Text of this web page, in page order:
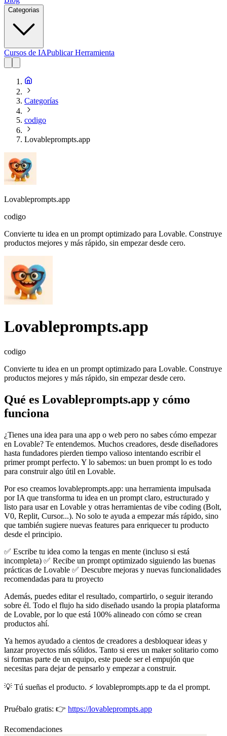
Categorias
Cursos de IAPublicar Herramienta
Categorías
codigo
Lovableprompts.app
Lovableprompts.app
codigo
Convierte tu idea en un prompt optimizado para Lovable. Construye
productos mejores y más rápido, sin empezar desde cero.
Lovableprompts.app
codigo
Convierte tu idea en un prompt optimizado para Lovable. Construye
productos mejores y más rápido, sin empezar desde cero.
Qué es Lovableprompts.app y cómo
funciona
¿Tienes una idea para una app o web pero no sabes cómo empezar
en Lovable? Te entendemos. Muchos creadores, desde diseñadores
hasta fundadores pierden tiempo valioso intentando escribir el
primer prompt perfecto. Y lo sabemos: un buen prompt lo es todo
para construir algo útil en Lovable.
Por eso creamos lovableprompts.app: una herramienta impulsada
por IA que transforma tu idea en un prompt claro, estructurado y
listo para usar en Lovable y otras herramientas de vibe coding (Bolt,
V0, Replit, Cursor...). No solo te ayuda a empezar más rápido, sino
que también sugiere nuevas features para enriquecer tu producto
desde el principio.
✅ Escribe tu idea como la tengas en mente (incluso si está
incompleta) ✅ Recibe un prompt optimizado siguiendo las buenas
prácticas de Lovable ✅ Descubre mejoras y nuevas funcionalidades
recomendadas para tu proyecto
Además, puedes editar el resultado, compartirlo, o seguir iterando
sobre él. Todo el flujo ha sido diseñado usando la propia plataforma
de Lovable, por lo que está 100% alineado con cómo se crean
productos ahí.
Ya hemos ayudado a cientos de creadores a desbloquear ideas y
lanzar proyectos más sólidos. Tanto si eres un maker solitario como
si formas parte de un equipo, este puede ser el empujón que
necesitas para dejar de pensarlo y empezar a construir.
💡 Tú sueñas el producto. ⚡ lovableprompts.app te da el prompt.
Pruébalo gratis: 👉 https://lovableprompts.app
Recomendaciones